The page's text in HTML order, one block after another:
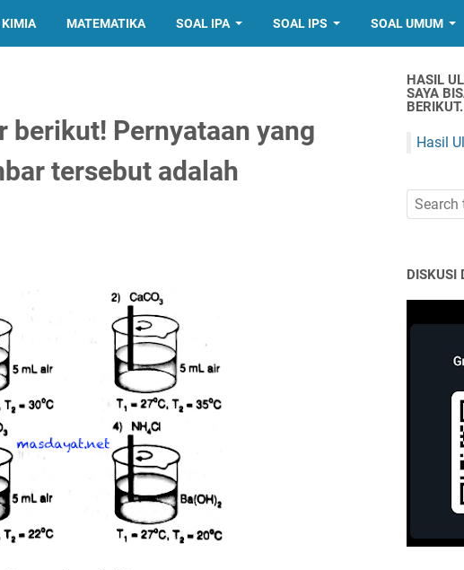
KIMIA MATEMATIKA SOAL IPA SOAL IPS SOAL UMUM
berikut! Pernyataan yang
tersebut adalah
HASIL
SAYA
BERIKUT.
Hasil
DISKUSI